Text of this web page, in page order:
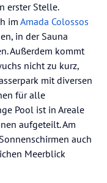
erster Stelle.
im Amada Colossos
in der Sauna
Außerdem kommt
nicht zu kurz,
mit diversen
für alle
Pool ist in Areale
aufgeteilt. Am
auch
Meerblick